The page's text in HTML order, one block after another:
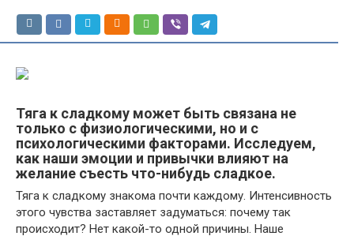
Тяга к сладкому может быть связана не
только с физиологическими, но и с
психологическими факторами. Исследуем,
как наши эмоции и привычки влияют на
желание съесть что-нибудь сладкое.
Тяга к сладкому знакома почти каждому. Интенсивность
этого чувства заставляет задуматься: почему так
происходит? Нет какой-то одной причины. Наше